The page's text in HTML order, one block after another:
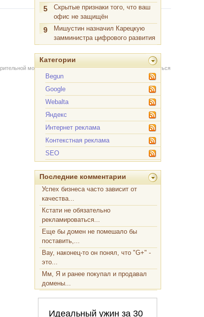
5
Скрытые признаки того, что ваш
офис не защищён
9
Мишустин назначил Карецкую
замминистра цифрового развития
Категории
Begun
Google
Webalta
Яндекс
Интернет реклама
Контекстная реклама
SEO
Последние комментарии
Успех бизнеса часто зависит от
качества...
Кстати не обязательно
рекламироваться...
Еще бы домен не помешало бы
поставить,...
Вау, наконец-то он понял, что "G+" -
это...
Мм, Я и ранее покупал и продавал
домены...
модерации через форму на сайте. Вы можете связаться